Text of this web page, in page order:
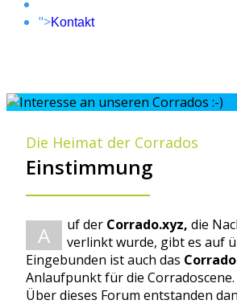
">Kontakt
Die Heimat der Corrados
Einstimmung
A uf der Corrado.xyz, die
verlinkt wurde, gibt es auf
Eingebunden ist auch das
Anlaufpunkt für die Corradoscene.
Über dieses Forum entstanden